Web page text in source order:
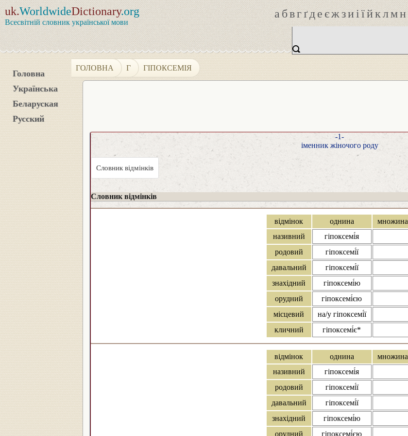
uk.WorldwideDictionary.org
Всесвітній словник української мови
абвгґдеєжзиіїйклмн
Головна
Українська
Беларуская
Русский
ГОЛОВНА Г ГІПОКСЕМІЯ
-1-
іменник жіночого роду
Словник відмінків
Словник відмінків
відмінок однина
множина
називний
гіпоксемі́я
родовий
гіпоксемі́ї
давальний
гіпоксемі́ї
знахідний
гіпоксемі́ю
орудний
гіпоксемі́єю
місцевий
на/у гіпоксемі́ї
кличний
гіпоксемі́є*
відмінок однина
множина
називний
гіпоксемі́я
родовий
гіпоксемі́ї
давальний
гіпоксемі́ї
знахідний
гіпоксемі́ю
орудний
гіпоксемі́єю